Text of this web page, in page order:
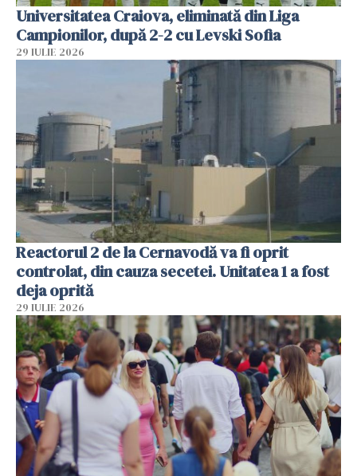
Universitatea Craiova, eliminată din Liga
Campionilor, după 2-2 cu Levski Sofia
29 IULIE 2026
Reactorul 2 de la Cernavodă va fi oprit
controlat, din cauza secetei. Unitatea 1 a fost
deja oprită
29 IULIE 2026